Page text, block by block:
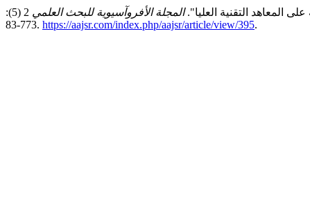
المجلة الأفروآسيوية للبحث العلمي
2 (5):
773-83. https://aajsr.com/index.php/aajsr/article/view/395.